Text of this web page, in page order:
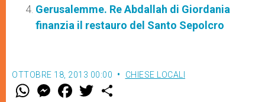
Gerusalemme. Re Abdallah di Giordania
finanzia il restauro del Santo Sepolcro
OTTOBRE 18, 2013 00:00 CHIESE LOCALI
W M
e
F
a w